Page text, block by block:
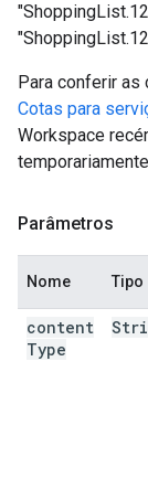
Para conferir
Cotas para
Workspace
Parâmetros
Nome Tipo
content
Type